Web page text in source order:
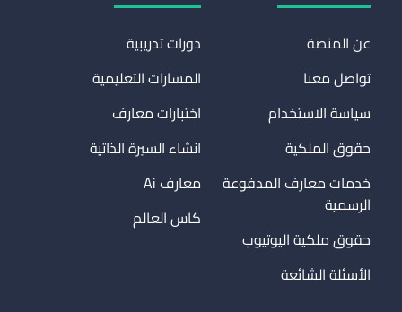
عن المنصة
تواصل معنا
سياسة الاستخدام
حقوق الملكية
خدمات معارف المدفوعة
الرسمية
حقوق ملكية اليوتيوب
الأسئلة الشائعة
دورات تدريبية
المسارات التعليمية
اختبارات معارف
انشاء السيرة الذاتية
معارف Ai
كاس العالم